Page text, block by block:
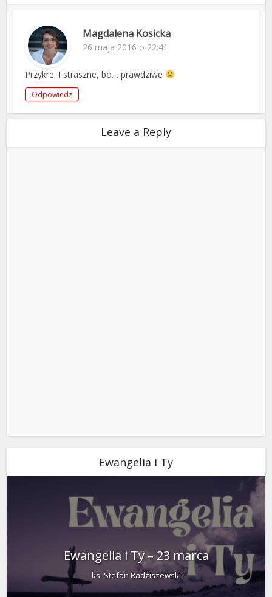
Magdalena Kosicka
26 maja 2016 o 22:41
Przykre. I straszne, bo… prawdziwe
Odpowiedz
Leave a Reply
Ewangelia i Ty
Ewangelia i Ty – 23 marca
ks. Stefan Radziszewski